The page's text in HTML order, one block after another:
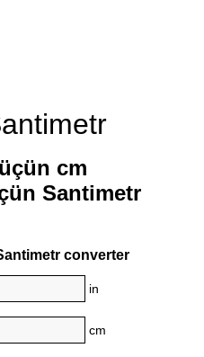
cm
Santimetr
converter
in
cm